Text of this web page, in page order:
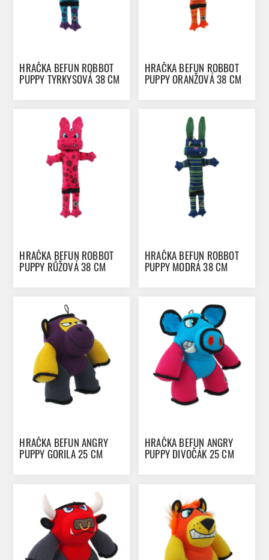
HRAČKA BEFUN ROBBOT
PUPPY TYRKYSOVÁ 38 CM
HRAČKA BEFUN ROBBOT
PUPPY ORANŽOVÁ 38 CM
HRAČKA BEFUN ROBBOT
PUPPY RŮŽOVÁ 38 CM
HRAČKA BEFUN ROBBOT
PUPPY MODRÁ 38 CM
HRAČKA BEFUN ANGRY
PUPPY GORILA 25 CM
HRAČKA BEFUN ANGRY
PUPPY DIVOČÁK 25 CM